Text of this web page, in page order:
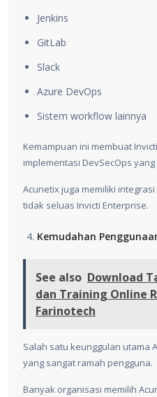
Jenkins
GitLab
Slack
Azure DevOps
Sistem workflow lainnya
Kemampuan ini membuat
implementasi DevSecOps
Acunetix juga memiliki
tidak seluas Invicti Enterprise.
Kemudahan
See also Download
dan Training Online
Farinotech
Salah satu keunggulan utama
yang sangat ramah pengguna.
Banyak organisasi memilih